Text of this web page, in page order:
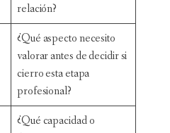
relación?
¿Qué aspecto necesito
valorar antes de decidir si
cierro esta etapa
profesional?
¿Qué capacidad o